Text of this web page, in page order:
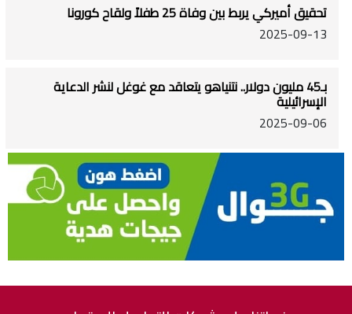
تحقيق أميركي يربط بين وفاة 25 طفلاً ولقاح كورونا
2025-09-13
بـ45 مليون دولار.. نتنياهو يتعاقد مع غوغل لنشر الدعاية
الإسرائيلية
2025-09-06